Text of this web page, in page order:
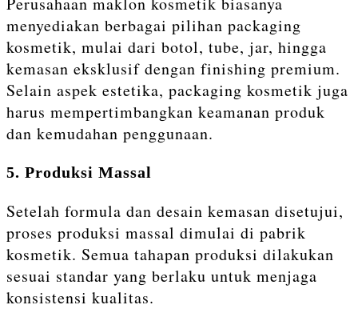
menyediakan berbagai pilihan packaging
kosmetik, mulai dari botol, tube, jar, hingga
kemasan eksklusif dengan finishing premium.
Selain aspek estetika, packaging kosmetik juga
harus mempertimbangkan keamanan produk
dan kemudahan penggunaan.
5. Produksi Massal
Setelah formula dan desain kemasan disetujui,
proses produksi massal dimulai di pabrik
kosmetik. Semua tahapan produksi dilakukan
sesuai standar yang berlaku untuk menjaga
konsistensi kualitas.